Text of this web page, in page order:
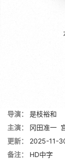
导演：
是枝裕和
主演：
冈田准一
更新：
2025-11-
备注：
HD中字